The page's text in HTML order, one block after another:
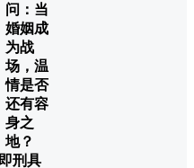
问：当
婚姻成
为战
场，温
情是否
还有容
身之
地？
刑具